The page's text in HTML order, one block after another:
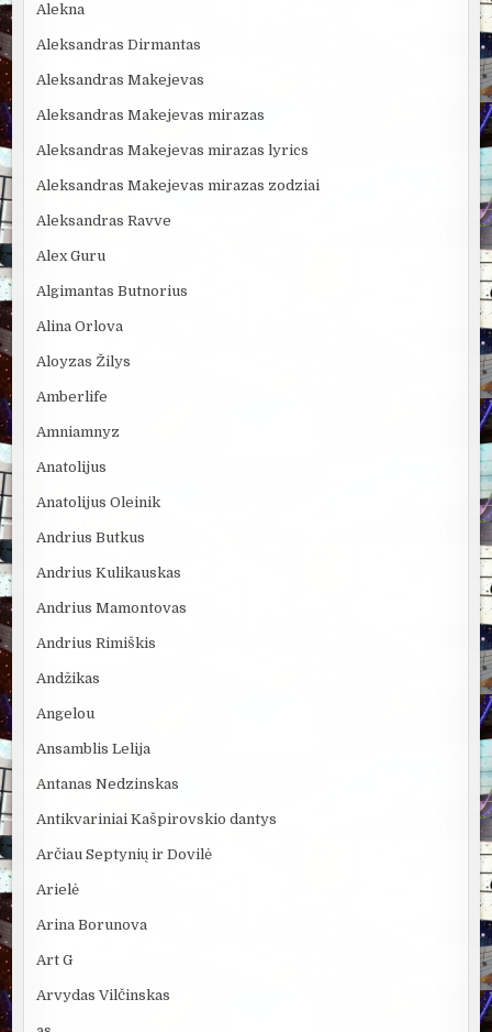
Alekna
Aleksandras Dirmantas
Aleksandras Makejevas
Aleksandras Makejevas mirazas
Aleksandras Makejevas mirazas lyrics
Aleksandras Makejevas mirazas zodziai
Aleksandras Ravve
Alex Guru
Algimantas Butnorius
Alina Orlova
Aloyzas Žilys
Amberlife
Amniamnyz
Anatolijus
Anatolijus Oleinik
Andrius Butkus
Andrius Kulikauskas
Andrius Mamontovas
Andrius Rimiškis
Andžikas
Angelou
Ansamblis Lelija
Antanas Nedzinskas
Antikvariniai Kašpirovskio dantys
Arčiau Septynių ir Dovilė
Arielė
Arina Borunova
Art G
Arvydas Vilčinskas